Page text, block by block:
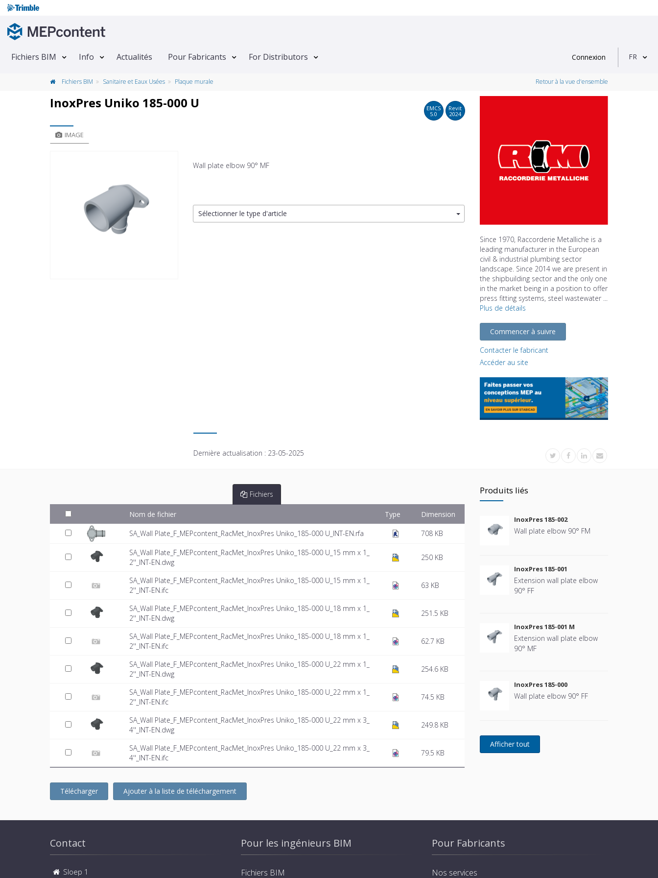
Fichiers BIM Info Actualités Pour Fabricants For Distributors Connexion FR
Fichiers BIM Sanitaire et Eaux Usées Plaque murale Retour à la vue d'ensemble
InoxPres Uniko 185-000 U
EMCS
5.0
Revit
2024
IMAGE
Wall plate elbow 90° MF
Sélectionner le type d'article
Since 1970, Raccorderie Metalliche is a
leading manufacturer in the European
civil & industrial plumbing sector
landscape. Since 2014 we are present in
the shipbuilding sector and the only one
in the market being in a position to offer
press fitting systems, steel wastewater ...
Plus de détails
Commencer à suivre
Contacter le fabricant
Accéder au site
Dernière actualisation : 23-05-2025
Fichiers
Nom de fichier Type Dimension
SA_Wall Plate_F_MEPcontent_RacMet_InoxPres Uniko_185-000 U_INT-EN.rfa 708 KB
SA_Wall Plate_F_MEPcontent_RacMet_InoxPres Uniko_185-000 U_15 mm x 1_
2''_INT-EN.dwg
250 KB
SA_Wall Plate_F_MEPcontent_RacMet_InoxPres Uniko_185-000 U_15 mm x 1_
2''_INT-EN.ifc
63 KB
SA_Wall Plate_F_MEPcontent_RacMet_InoxPres Uniko_185-000 U_18 mm x 1_
2''_INT-EN.dwg
251.5 KB
SA_Wall Plate_F_MEPcontent_RacMet_InoxPres Uniko_185-000 U_18 mm x 1_
2''_INT-EN.ifc
62.7 KB
SA_Wall Plate_F_MEPcontent_RacMet_InoxPres Uniko_185-000 U_22 mm x 1_
2''_INT-EN.dwg
254.6 KB
SA_Wall Plate_F_MEPcontent_RacMet_InoxPres Uniko_185-000 U_22 mm x 1_
2''_INT-EN.ifc
74.5 KB
SA_Wall Plate_F_MEPcontent_RacMet_InoxPres Uniko_185-000 U_22 mm x 3_
4''_INT-EN.dwg
249.8 KB
SA_Wall Plate_F_MEPcontent_RacMet_InoxPres Uniko_185-000 U_22 mm x 3_
4''_INT-EN.ifc
79.5 KB
Télécharger Ajouter à la liste de téléchargement
Produits liés
InoxPres 185-002
Wall plate elbow 90° FM
InoxPres 185-001
Extension wall plate elbow
90° FF
InoxPres 185-001 M
Extension wall plate elbow
90° MF
InoxPres 185-000
Wall plate elbow 90° FF
Contact
Sloep 1
Pour les ingénieurs BIM
Fichiers BIM
Pour Fabricants
Nos services